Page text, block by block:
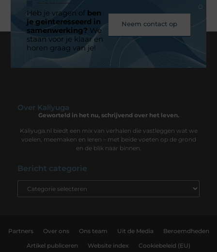
Heb je vragen ofben
je geïnteresseerd in
samenwerking? We
staan voor je klaar en
horen graag van je!
Neem contact op
Over Kaliyuga
Geworteld in het nu, schrijvend over het leven.
Kaliyuga.nl biedt een mix van verhalen die vastleggen wat we
voelen, meemaken en leren – met beide voeten op de grond
en de blik naar binnen.
Bericht categorie
Partners Over ons Ons team Uit de Media Beroemdheden
Artikel publiceren Website index Cookiebeleid (EU)